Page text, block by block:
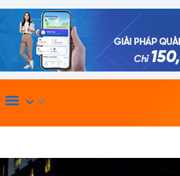
Xem thêm